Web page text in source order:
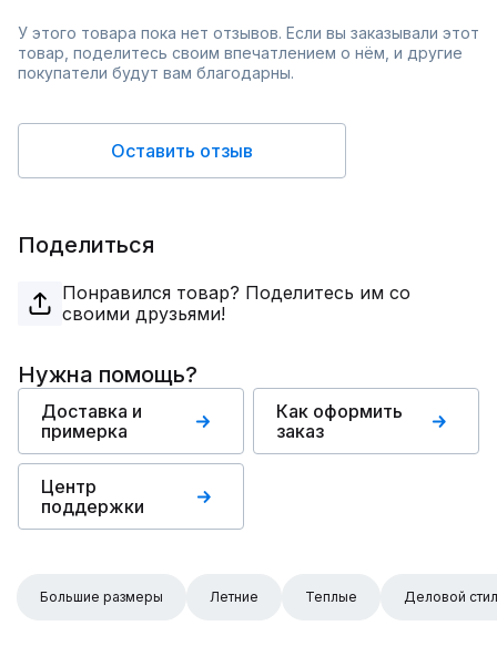
У этого товара пока нет отзывов. Если вы заказывали этот
товар, поделитесь своим впечатлением о нём, и другие
покупатели будут вам благодарны.
Оставить отзыв
Поделиться
Понравился товар? Поделитесь им со
своими друзьями!
Нужна помощь?
Доставка и
примерка
Как оформить
заказ
Центр
поддержки
Большие размеры Летние Теплые Деловой